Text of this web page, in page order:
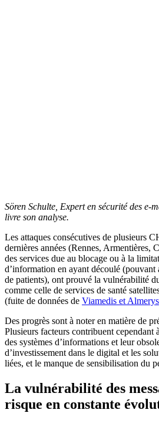
Sören Schulte, Expert en sécurité des e-
livre son analyse.
Les attaques consécutives de plusieurs
dernières années (Rennes, Armentières,
des services due au blocage ou à la
d’information en ayant découlé (pouvant
de patients), ont prouvé la vulnérabilité
comme celle de services de santé
(fuite de données de Viamedis et Almerys
Des progrès sont à noter en matière de
Plusieurs facteurs contribuent cependant
des systèmes d’informations et leur
d’investissement dans le digital et les
liées, et le manque de sensibilisation du
La vulnérabilité des
risque en constante